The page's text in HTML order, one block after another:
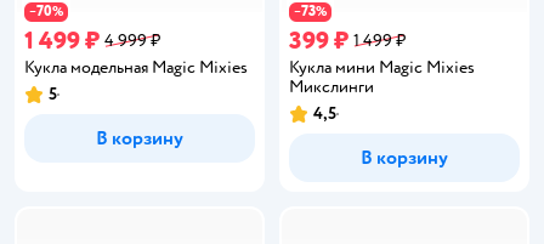
−70%
1 499 ₽ 4 999 ₽
Кукла модельная Magic Mixies
Рейтинг:
5
В корзину
−73%
399 ₽ 1 499 ₽
Кукла мини Magic Mixies
Микслинги
Рейтинг:
4,5
В корзину